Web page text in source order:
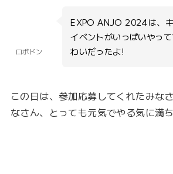
ロボドン
EXPO ANJO 2024は、
イベントがいっぱいやっ
わいだったよ!
この日は、参加応募してくれたみな
なさん、とっても元気でやる気に満